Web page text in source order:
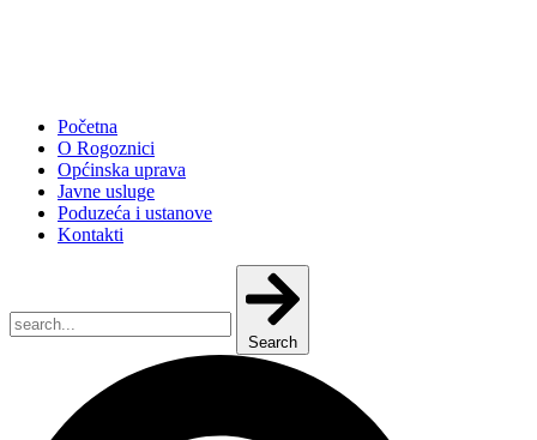
Početna
O Rogoznici
Općinska uprava
Javne usluge
Poduzeća i ustanove
Kontakti
Search